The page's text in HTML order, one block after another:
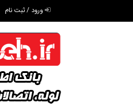
ورود / ثبت نام